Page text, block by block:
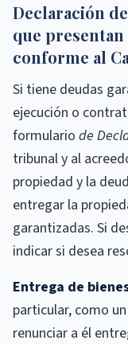
Declaración
que
conforme al
Si tiene deudas
ejecución o
formulario de
tribunal y al
propiedad y la
entregar la
garantizadas. Si
indicar si desea
Entrega de
particular, como
renunciar a él